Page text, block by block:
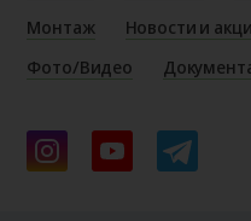
Монтаж
Новости и
Фото/Видео